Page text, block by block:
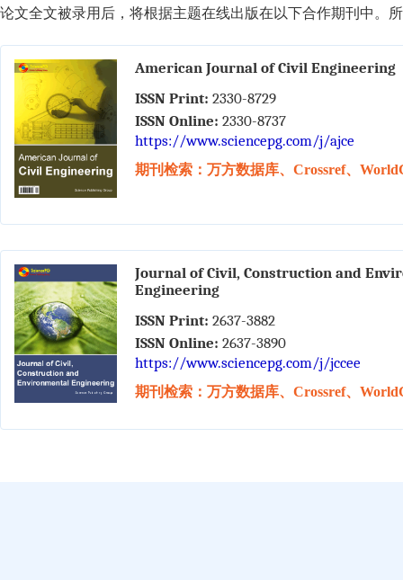
论文全文被录用后，将根据主题在线出版在以下合作期刊中。
American Journal of Civil Engineering
ISSN Print: 2330-8729
ISSN Online: 2330-8737
https://www.sciencepg.com/j/ajce
期刊检索：万方数据库、Crossref、
Journal of Civil, Construction and
Engineering
ISSN Print: 2637-3882
ISSN Online: 2637-3890
https://www.sciencepg.com/j/jccee
期刊检索：万方数据库、Crossref、